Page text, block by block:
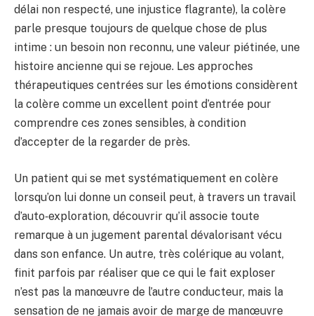
délai non respecté, une injustice flagrante), la colère
parle presque toujours de quelque chose de plus
intime : un besoin non reconnu, une valeur piétinée, une
histoire ancienne qui se rejoue. Les approches
thérapeutiques centrées sur les émotions considèrent
la colère comme un excellent point d’entrée pour
comprendre ces zones sensibles, à condition
d’accepter de la regarder de près.
Un patient qui se met systématiquement en colère
lorsqu’on lui donne un conseil peut, à travers un travail
d’auto‑exploration, découvrir qu’il associe toute
remarque à un jugement parental dévalorisant vécu
dans son enfance. Un autre, très colérique au volant,
finit parfois par réaliser que ce qui le fait exploser
n’est pas la manœuvre de l’autre conducteur, mais la
sensation de ne jamais avoir de marge de manœuvre